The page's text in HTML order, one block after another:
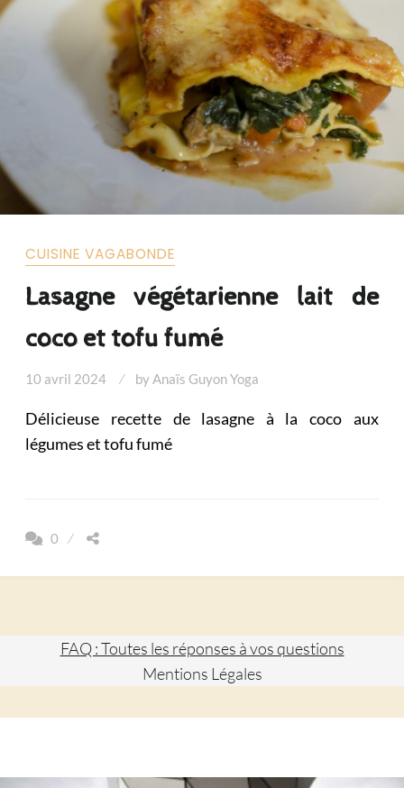
CUISINE VAGABONDE
Lasagne végétarienne lait de
coco et tofu fumé
10 avril 2024 byAnaïs Guyon Yoga
Délicieuse recette de lasagne à la coco aux
légumes et tofu fumé
0
FAQ : Toutes les réponses à vos questions
Mentions Légales